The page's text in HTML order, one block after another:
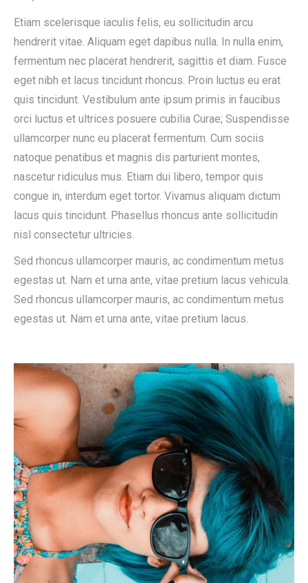
Etiam scelerisque iaculis felis, eu sollicitudin arcu
hendrerit vitae. Aliquam eget dapibus nulla. In nulla enim,
fermentum nec placerat hendrerit, sagittis et diam. Fusce
eget nibh et lacus tincidunt rhoncus. Proin luctus eu erat
quis tincidunt. Vestibulum ante ipsum primis in faucibus
orci luctus et ultrices posuere cubilia Curae; Suspendisse
ullamcorper nunc eu placerat fermentum. Cum sociis
natoque penatibus et magnis dis parturient montes,
nascetur ridiculus mus. Etiam dui libero, tempor quis
congue in, interdum eget tortor. Vivamus aliquam dictum
lacus quis tincidunt. Phasellus rhoncus ante sollicitudin
nisl consectetur ultricies.
Sed rhoncus ullamcorper mauris, ac condimentum metus
egestas ut. Nam et urna ante, vitae pretium lacus vehicula.
Sed rhoncus ullamcorper mauris, ac condimentum metus
egestas ut. Nam et urna ante, vitae pretium lacus.